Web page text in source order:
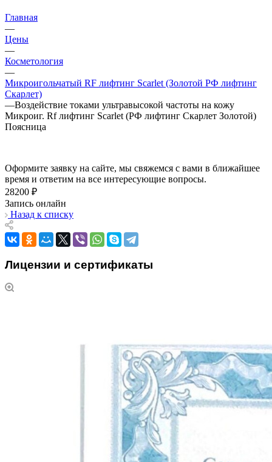
Главная
—
Цены
—
Косметология
—
Микроигольчатый RF лифтинг Scarlet (Золотой РФ лифтинг
Скарлет)
—Воздействие токами ультравысокой частоты на кожу
Микроиг. Rf лифтинг Scarlet (РФ лифтинг Скарлет Золотой)
Поясница
Оформите заявку на сайте, мы свяжемся с вами в ближайшее
время и ответим на все интересующие вопросы.
28200 ₽
Запись онлайн
Назад к списку
Лицензии и сертификаты